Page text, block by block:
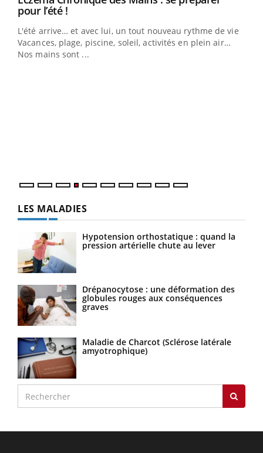
pour l’été !Youtube
L'été arrive… et avec lui, un tout nouveau rythme de vie !
Vacances, plage, piscine, soleil, activités en plein air…
Nos mains sont ...
LES MALADIES
Hypotension orthostatique : quand la
pression artérielle chute au lever
Drépanocytose : une déformation des
globules rouges aux conséquences
graves
Maladie de Charcot (Sclérose latérale
amyotrophique)